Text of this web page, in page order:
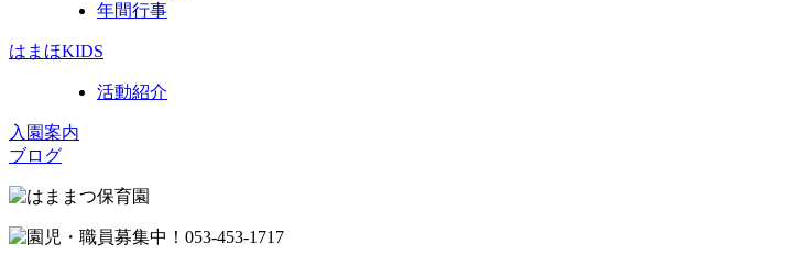
年間行事
はまほKIDS
活動紹介
入園案内
ブログ